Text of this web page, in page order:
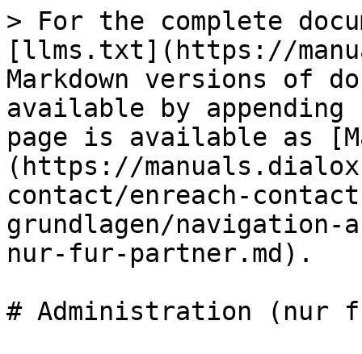
> For the complete
[llms.txt](https://
Markdown versions of
available by
page is available as
(https://
contact/enreach-
grundlagen/
nur-fur-partner.md).
# Administration (nur